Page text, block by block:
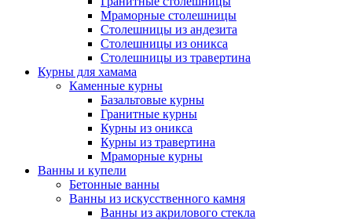
Мраморные столешницы
Столешницы из андезита
Столешницы из оникса
Столешницы из травертина
Курны для хамама
Каменные курны
Базальтовые курны
Гранитные курны
Курны из оникса
Курны из травертина
Мраморные курны
Ванны и купели
Бетонные ванны
Ванны из искусственного камня
Ванны из акрилового стекла